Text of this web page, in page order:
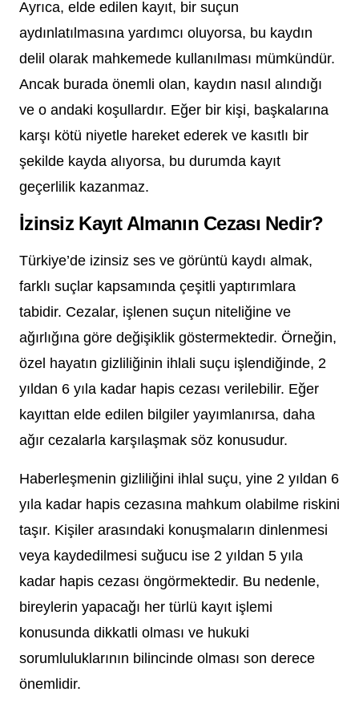
Ayrıca, elde edilen kayıt, bir suçun
aydınlatılmasına yardımcı oluyorsa, bu kaydın
delil olarak mahkemede kullanılması mümkündür.
Ancak burada önemli olan, kaydın nasıl alındığı
ve o andaki koşullardır. Eğer bir kişi, başkalarına
karşı kötü niyetle hareket ederek ve kasıtlı bir
şekilde kayda alıyorsa, bu durumda kayıt
geçerlilik kazanmaz.
İzinsiz Kayıt Almanın Cezası Nedir?
Türkiye’de izinsiz ses ve görüntü kaydı almak,
farklı suçlar kapsamında çeşitli yaptırımlara
tabidir. Cezalar, işlenen suçun niteliğine ve
ağırlığına göre değişiklik göstermektedir. Örneğin,
özel hayatın gizliliğinin ihlali suçu işlendiğinde, 2
yıldan 6 yıla kadar hapis cezası verilebilir. Eğer
kayıttan elde edilen bilgiler yayımlanırsa, daha
ağır cezalarla karşılaşmak söz konusudur.
Haberleşmenin gizliliğini ihlal suçu, yine 2 yıldan 6
yıla kadar hapis cezasına mahkum olabilme riskini
taşır. Kişiler arasındaki konuşmaların dinlenmesi
veya kaydedilmesi suğucu ise 2 yıldan 5 yıla
kadar hapis cezası öngörmektedir. Bu nedenle,
bireylerin yapacağı her türlü kayıt işlemi
konusunda dikkatli olması ve hukuki
sorumluluklarının bilincinde olması son derece
önemlidir.